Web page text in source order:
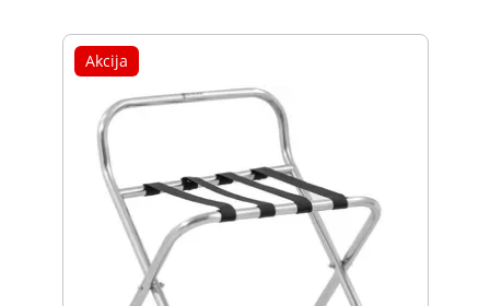
Akcija